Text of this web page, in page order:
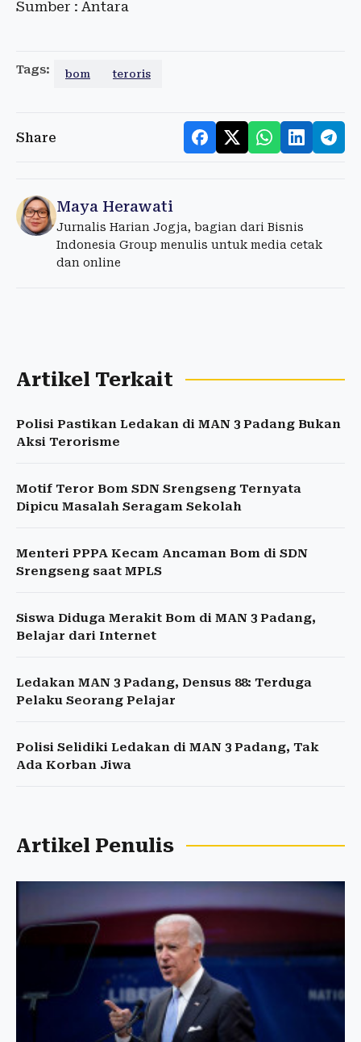
Sumber : Antara
Tags: bom teroris
Share
Maya Herawati
Jurnalis Harian Jogja, bagian dari Bisnis
Indonesia Group menulis untuk media cetak
dan online
Artikel Terkait
Polisi Pastikan Ledakan di MAN 3 Padang Bukan
Aksi Terorisme
Motif Teror Bom SDN Srengseng Ternyata
Dipicu Masalah Seragam Sekolah
Menteri PPPA Kecam Ancaman Bom di SDN
Srengseng saat MPLS
Siswa Diduga Merakit Bom di MAN 3 Padang,
Belajar dari Internet
Ledakan MAN 3 Padang, Densus 88: Terduga
Pelaku Seorang Pelajar
Polisi Selidiki Ledakan di MAN 3 Padang, Tak
Ada Korban Jiwa
Artikel Penulis